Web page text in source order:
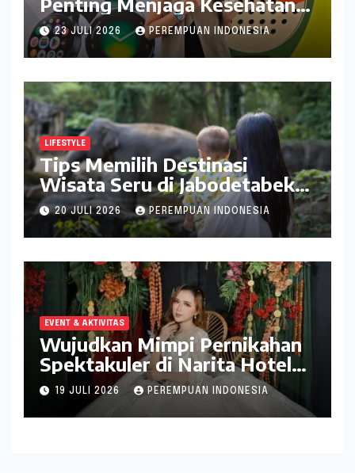
Bagi Perempuan
23 JULI 2026 PEREMPUAN INDONESIA
LIFESTYLE
Tips Memilih Destinasi
Wisata Seru di Jabodetabek
ala inDrive
20 JULI 2026 PEREMPUAN INDONESIA
EVENT & AKTIVITAS
Wujudkan Mimpi Pernikahan
Spektakuler di Narita Hotel
Surabaya
19 JULI 2026 PEREMPUAN INDONESIA